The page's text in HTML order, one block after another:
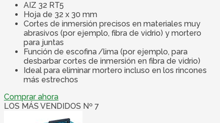
AIZ 32 RT5
Hoja de 32 x 30 mm
Cortes de inmersión precisos en materiales muy
abrasivos (por ejemplo, fibra de vidrio) y mortero
para juntas
Función de escofina /lima (por ejemplo, para
desbarbar cortes de inmersión en fibra de vidrio)
Ideal para eliminar mortero incluso en los rincones
más estrechos
Comprar ahora
LOS MÁS VENDIDOS Nº 7